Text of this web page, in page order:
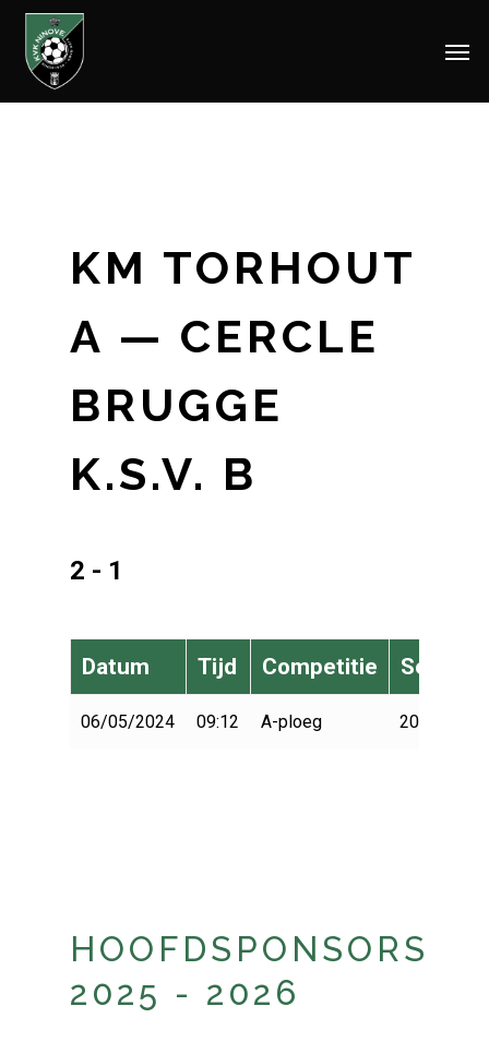
Skip
KM TORHOUT
A — CERCLE
BRUGGE
K.S.V. B
2 - 1
Datum Tijd Competitie Seizoen
06/05/2024 09:12 A-ploeg 2023-2024
HOOFDSPONSORS
2025 - 2026